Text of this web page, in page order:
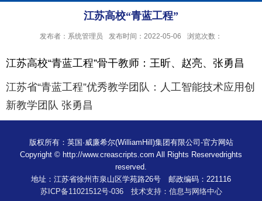
江苏高校“青蓝工程”
发布者：系统管理员 发布时间：2022-05-06 浏览次数：
江苏高校“青蓝工程”骨干教师：王昕、赵亮、张勇昌
江苏省“青蓝工程”优秀教学团队： 人工智能技术应用创
新教学团队 张勇昌
版权所有：英国·威廉希尔(WilliamHill)集团有限公司-官方网站
Copyright © http://www.creascripts.com All Rights Reservedrights
reserved.
地址：江苏省徐州市泉山区学苑路26号 邮政编码：221116
苏ICP备11021512号-036 技术支持：信息与网络中心